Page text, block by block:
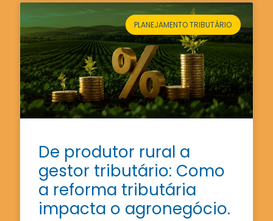
PLANEJAMENTO TRIBUTÁRIO
De produtor rural a
gestor tributário: Como
a reforma tributária
impacta o agronegócio.